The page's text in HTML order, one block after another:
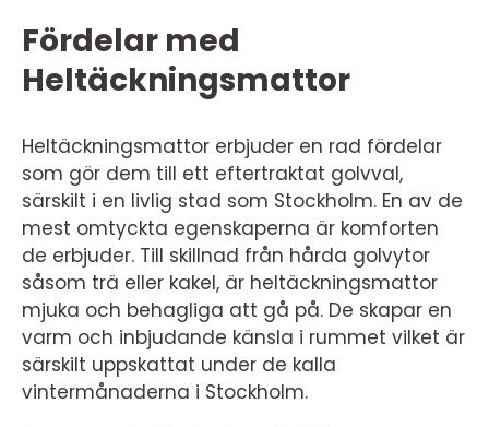
Fördelar med
Heltäckningsmattor
Heltäckningsmattor erbjuder en rad fördelar
som gör dem till ett eftertraktat golvval,
särskilt i en livlig stad som Stockholm. En av de
mest omtyckta egenskaperna är komforten
de erbjuder. Till skillnad från hårda golvytor
såsom trä eller kakel, är heltäckningsmattor
mjuka och behagliga att gå på. De skapar en
varm och inbjudande känsla i rummet vilket är
särskilt uppskattat under de kalla
vintermånaderna i Stockholm.